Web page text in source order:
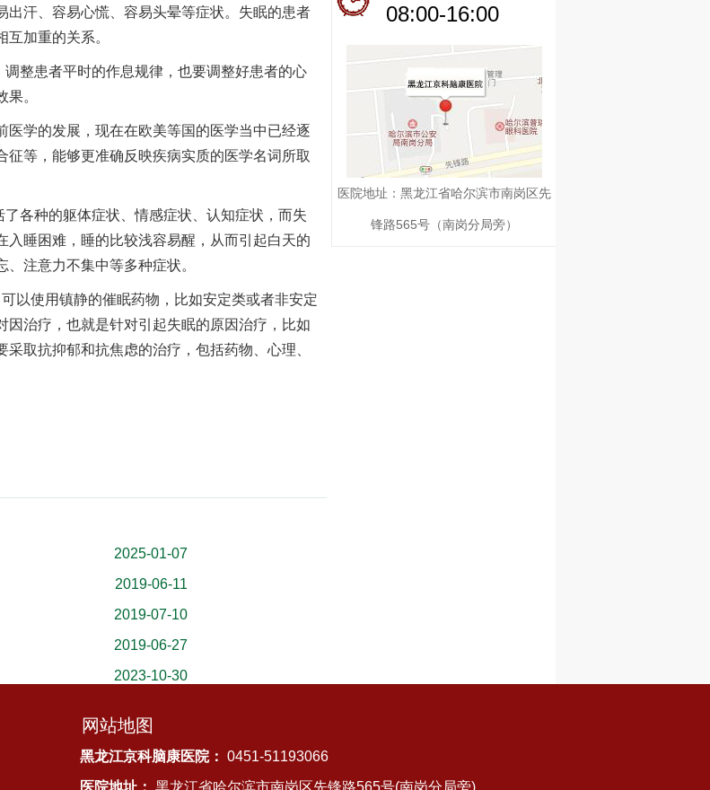
出汗、容易心慌、容易头晕等症状。失眠的患者
加重的关系。
整患者平时的作息规律，也要调整好患者的心
。
学的发展，现在在欧美等国的医学当中已经逐
等，能够更准确反映疾病实质的医学名词所取
各种的躯体症状、情感症状、认知症状，而失
睡困难，睡的比较浅容易醒，从而引起白天的
注意力不集中等多种症状。
使用镇静的催眠药物，比如安定类或者非安定
治疗，也就是针对引起失眠的原因治疗，比如
取抗抑郁和抗焦虑的治疗，包括药物、心理、
2025-01-07
2019-06-11
2019-07-10
2019-06-27
2023-10-30
08:00-16:00
医院地址：黑龙江省哈尔滨市南岗区先
锋路565号（南岗分局旁）
网站地图
黑龙江京科脑康医院： 0451-51193066
医院地址： 黑龙江省哈尔滨市南岗区先锋路565号(南岗分局旁)